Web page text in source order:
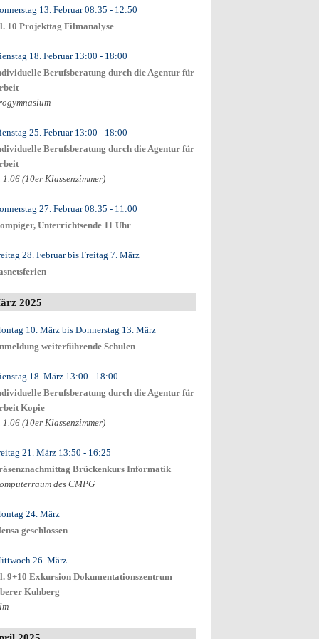
13. Februar08:35 - 12:50
10 Projekttag Filmanalyse
18. Februar13:00 - 18:00
Berufsberatung durch die Agentur für
25. Februar13:00 - 18:00
Berufsberatung durch die Agentur für
1.06 (10er Klassenzimmer)
27. Februar08:35 - 11:00
Unterrichtsende 11 Uhr
28. Februarbis Freitag 7. März
2025
10. Märzbis Donnerstag 13. März
weiterführende Schulen
18. März13:00 - 18:00
Berufsberatung durch die Agentur für
Kopie
1.06 (10er Klassenzimmer)
21. März13:50 - 16:25
Brückenkurs Informatik
des CMPG
24. März
geschlossen
26. März
9+10 Exkursion Dokumentationszentrum
Kuhberg